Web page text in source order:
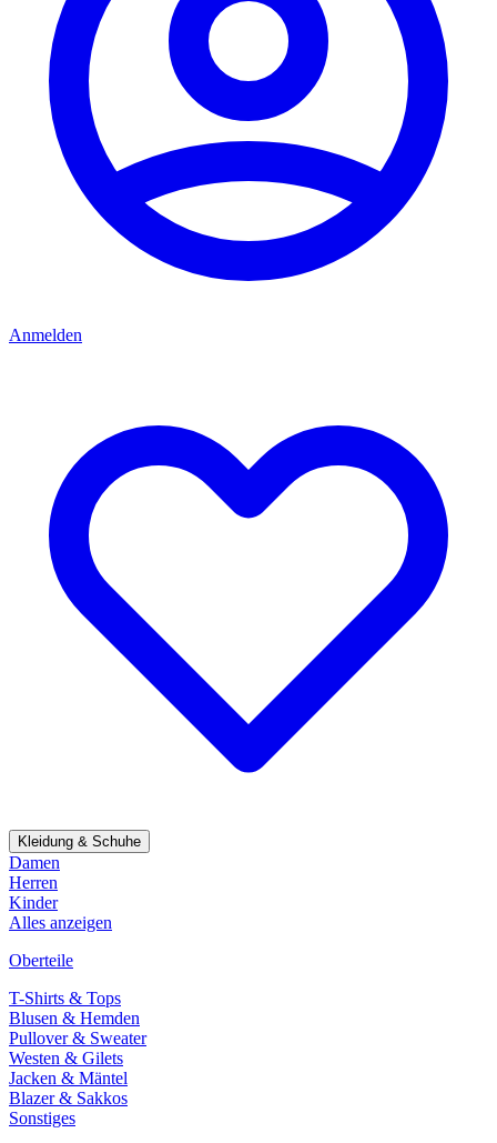
Anmelden
Kleidung & Schuhe
Damen
Herren
Kinder
Alles anzeigen
Oberteile
T-Shirts & Tops
Blusen & Hemden
Pullover & Sweater
Westen & Gilets
Jacken & Mäntel
Blazer & Sakkos
Sonstiges